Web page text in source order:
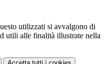
utilizzati si avvalgono di
utili alle finalità illustrate nella